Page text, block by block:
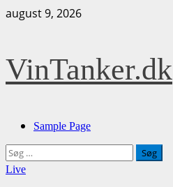
Skip
august 9, 2026
VinTanker.dk
PrimarySample Page
Søg
efter:
Live